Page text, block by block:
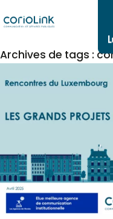
Archives de tags :